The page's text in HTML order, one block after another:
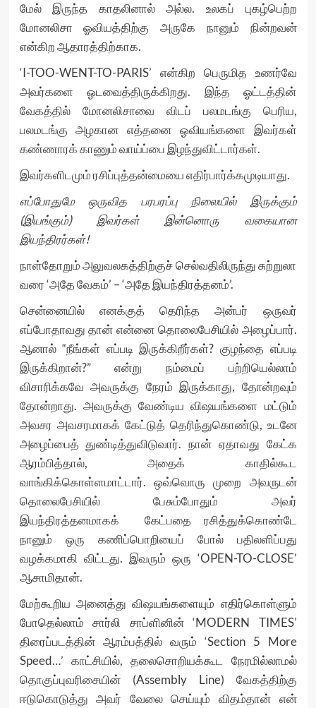
மேல் இருந்த காதலினால் அல்ல. உலகப் புகழ்பெற்ற
மோனலிசா ஓவியத்திற்கு அருகே நானும் நின்றவன்
என்கிற ஆதாரத்திற்காக.
‘I-TOO-WENT-TO-PARIS’ என்கிற பெருமித உணர்வே
அவர்களை ஓடவைத்திருக்கிறது. இந்த ஓட்டத்தின்
வேகத்தில் மோனலிசாவை விடப் பலமடங்கு பெரிய,
பலமடங்கு அழகான எத்தனை ஓவியங்களை இவர்கள்
கண்ணாரக் காணும் வாய்ப்பை இழந்துவிட்டார்கள்.
இவர்களிடமும் ரசிப்புத்தன்மையை எதிர்பார்க்கமுடியாது.
எப்போதுமே ஒருவித பரபரப்பு நிலையில் இருக்கும்
(இயங்கும்) இவர்கள் இன்னொரு வகையான
இயந்திரர்கள்!
நாள்தோறும் அலுவலகத்திற்குச் செல்வதிலிருந்து சுற்றுலா
வரை ‘அதே வேகம்’ – ‘அதே இயந்திரத்தனம்’.
சென்னையில் எனக்குத் தெரிந்த அன்பர் ஒருவர்
எப்போதாவது தான் என்னை தொலைபேசியில் அழைப்பார்.
ஆனால் “நீங்கள் எப்படி இருக்கிறீர்கள்? குழந்தை எப்படி
இருக்கிறான்?” என்று நம்மைப் பற்றியெல்லாம்
விசாரிக்கவே அவருக்கு நேரம் இருக்காது, தோன்றவும்
தோன்றாது. அவருக்கு வேண்டிய விஷயங்களை மட்டும்
அவசர அவசரமாகக் கேட்டுத் தெரிந்துகொண்டு, உடனே
அழைப்பைத் துண்டித்துவிடுவார். நான் ஏதாவது கேட்க
ஆரம்பித்தால், அதைக் காதில்கூட
வாங்கிக்கொள்ளமாட்டார். ஒவ்வொரு முறை அவருடன்
தொலைபேசியில் பேசும்போதும் அவர்
இயந்திரத்தனமாகக் கேட்பதை ரசித்துக்கொண்டே
நானும் ஒரு கணிப்பொறியைப் போல் பதிலளிப்பது
வழக்கமாகி விட்டது. இவரும் ஒரு ‘OPEN-TO-CLOSE’
ஆசாமிதான்.
மேற்கூறிய அனைத்து விஷயங்களையும் எதிர்கொள்ளும்
போதெல்லாம் சார்லி சாப்ளினின் ‘MODERN TIMES’
திரைப்படத்தின் ஆரம்பத்தில் வரும் ‘Section 5 More
Speed…’ காட்சியில், தலைசொறியக்கூட நேரமில்லாமல்
தொகுப்புவரிசையின் (Assembly Line) வேகத்திற்கு
ஈடுகொடுத்து அவர் வேலை செய்யும் விதம்தான் என்